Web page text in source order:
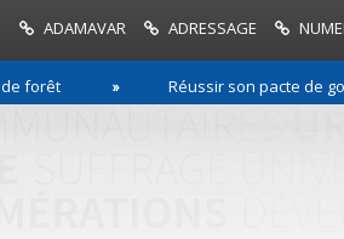
ADAMAVAR ADRESSAGE
Réussir son pacte de